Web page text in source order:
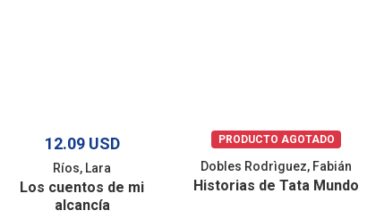
12.09 USD
Ríos, Lara
Los cuentos de mi
alcancía
PRODUCTO AGOTADO
Dobles Rodrìguez, Fabián
Historias de Tata Mundo